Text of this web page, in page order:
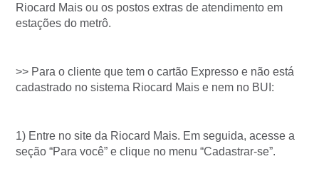
Riocard Mais ou os postos extras de atendimento em
estações do metrô.
>> Para o cliente que tem o cartão Expresso e não está
cadastrado no sistema Riocard Mais e nem no BUI:
1) Entre no site da Riocard Mais. Em seguida, acesse a
seção “Para você” e clique no menu “Cadastrar-se”.